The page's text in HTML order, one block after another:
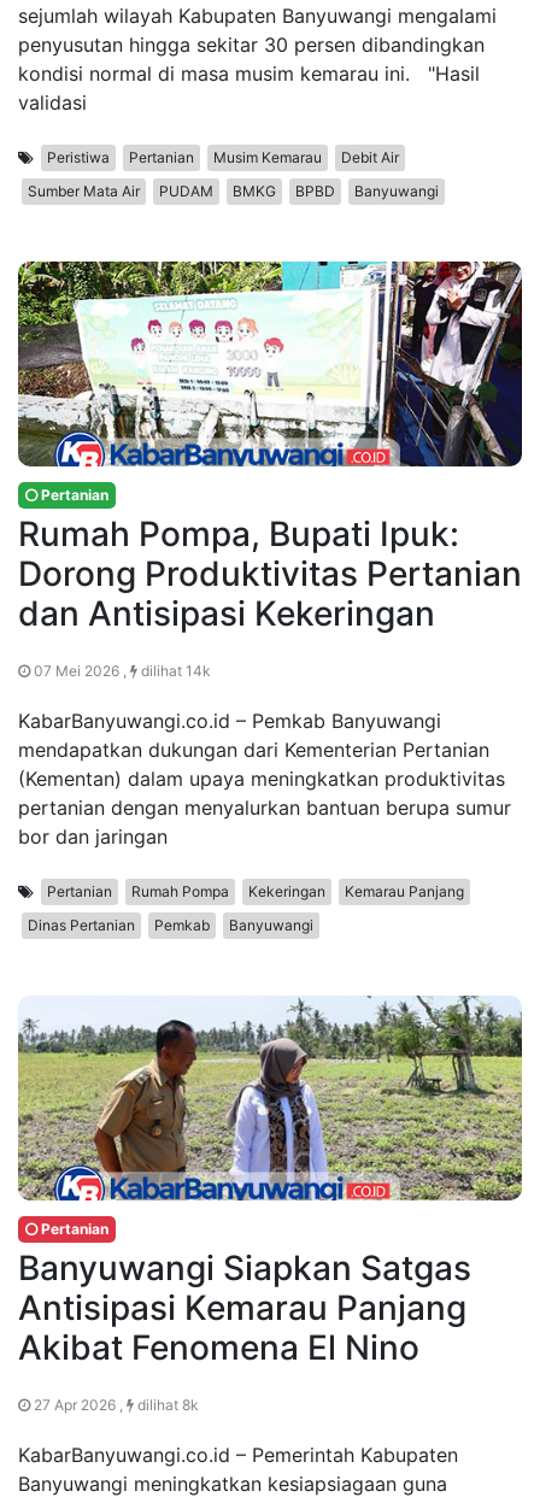
sejumlah wilayah Kabupaten Banyuwangi mengalami
penyusutan hingga sekitar 30 persen dibandingkan
kondisi normal di masa musim kemarau ini. "Hasil
validasi
Peristiwa Pertanian Musim Kemarau
Debit Air
Sumber Mata Air
PUDAM BMKG BPBD Banyuwangi
Pertanian
Rumah Pompa, Bupati Ipuk:
Dorong Produktivitas Pertanian
dan Antisipasi Kekeringan
07 Mei 2026 , dilihat 14k
KabarBanyuwangi.co.id – Pemkab Banyuwangi
mendapatkan dukungan dari Kementerian Pertanian
(Kementan) dalam upaya meningkatkan produktivitas
pertanian dengan menyalurkan bantuan berupa sumur
bor dan jaringan
Pertanian Rumah Pompa Kekeringan
Kemarau Panjang
Dinas Pertanian
Pemkab Banyuwangi
Pertanian
Banyuwangi Siapkan Satgas
Antisipasi Kemarau Panjang
Akibat Fenomena El Nino
27 Apr 2026 , dilihat 8k
KabarBanyuwangi.co.id – Pemerintah Kabupaten
Banyuwangi meningkatkan kesiapsiagaan guna